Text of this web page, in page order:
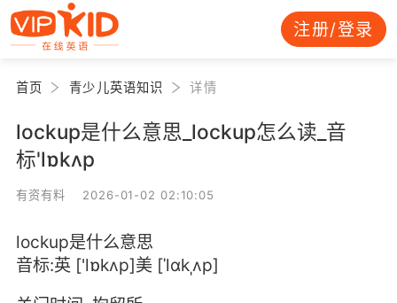
注册/登录
首页 青少儿英语知识 详情
lockup是什么意思_lockup怎么读_音
标'lɒkʌp
有资有料 2026-01-02 02:10:05
lockup是什么意思
音标:英 ['lɒkʌp]美 [ˈlɑkˌʌp]